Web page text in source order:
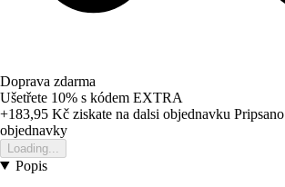
Doprava zdarma
Ušetřete 10% s kódem EXTRA
+183,95 Kč ziskate na dalsi objednavku
objednavky
Loading...
Popis